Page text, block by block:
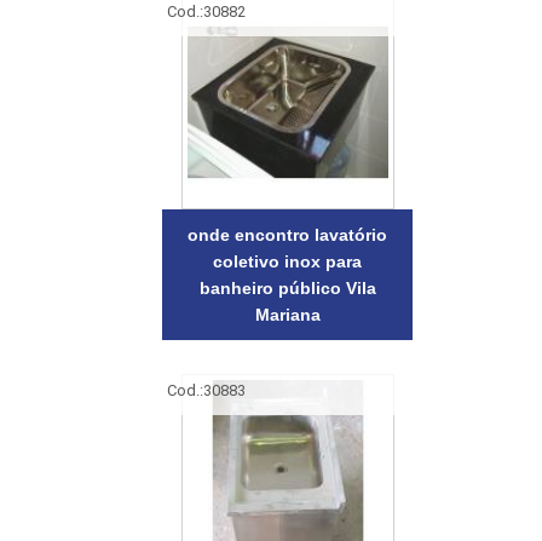
Cod.:30882
onde encontro lavatório
coletivo inox para
banheiro público Vila
Mariana
Cod.:30883